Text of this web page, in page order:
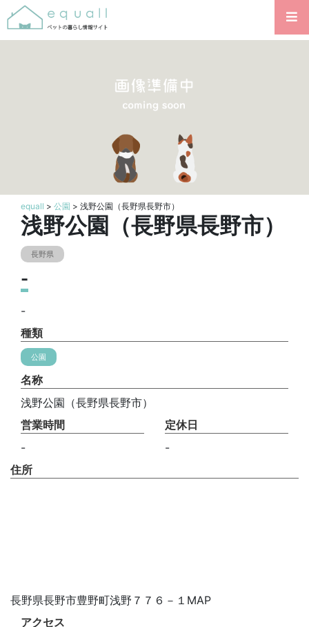
equall > 公園 > 浅野公園（長野県長野市）
浅野公園（長野県長野市）
長野県
-
-
種類
公園
名称
浅野公園（長野県長野市）
営業時間
-
定休日
-
住所
長野県長野市豊野町浅野７７６－１MAP
アクセス